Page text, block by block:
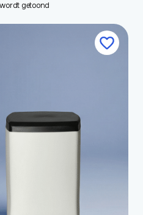
available
wordt getoond